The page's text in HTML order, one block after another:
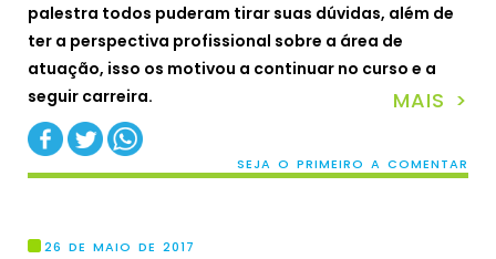
palestra todos puderam tirar suas dúvidas, além de
ter a perspectiva profissional sobre a área de
atuação, isso os motivou a continuar no curso e a
seguir carreira.
MAIS >
SEJA O PRIMEIRO A COMENTAR
26 DE MAIO DE 2017